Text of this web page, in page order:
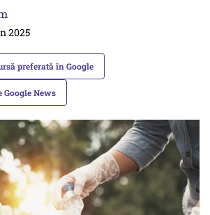
2025
preferată în Google
Google News